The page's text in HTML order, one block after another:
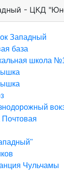
- ЦКД
Западный
база
школа
Почтовая
Чульчамы